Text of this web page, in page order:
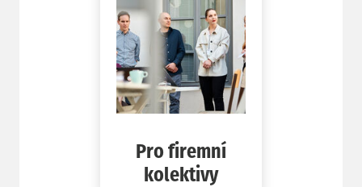
Pro firemní
kolektivy